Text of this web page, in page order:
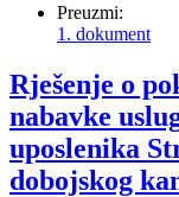
Preuzmi:
1. dokument
Rješenje o
nabavke
uposlenika
dobojskog